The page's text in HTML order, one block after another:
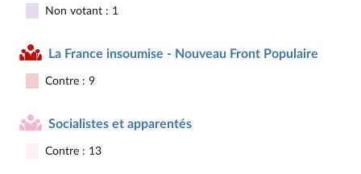
Non votant : 1
La France insoumise - Nouveau Front Populaire
Contre : 9
Socialistes et apparentés
Contre : 13